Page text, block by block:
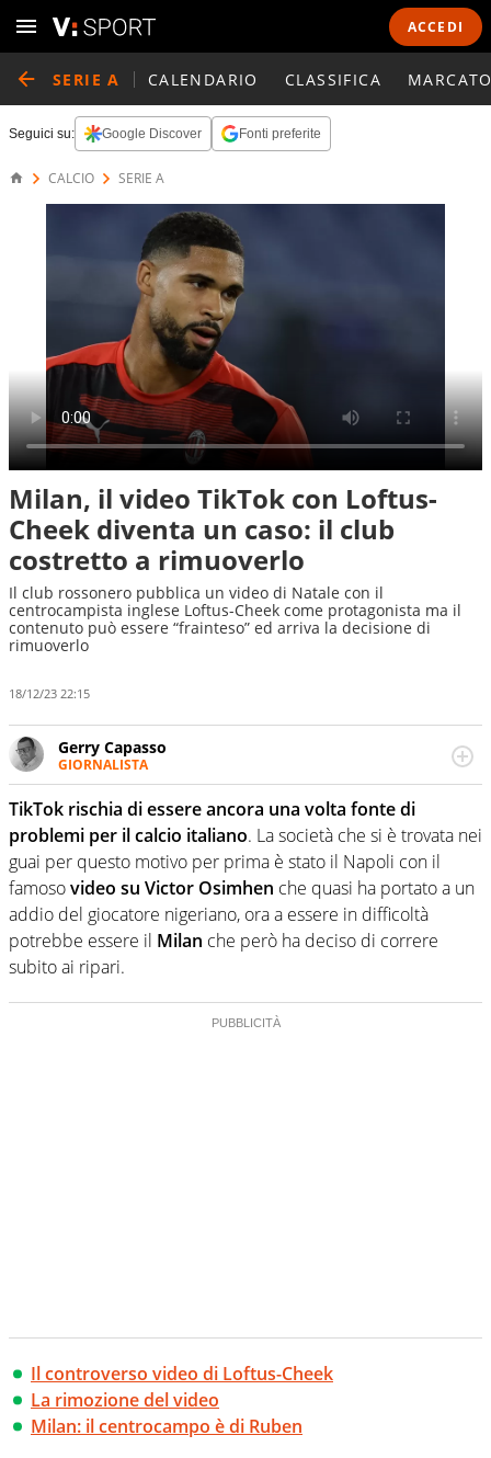
ACCEDI
SERIE A CALENDARIO CLASSIFICA
Seguici su: Google Discover Fonti preferite
CALCIO SERIE A
Milan, il video TikTok con Loftus-
Cheek diventa un caso: il club
costretto a rimuoverlo
Il club rossonero pubblica un video di Natale con il
centrocampista inglese Loftus-Cheek come protagonista ma il
contenuto può essere “frainteso” ed arriva la decisione di
rimuoverlo
18/12/23 22:15
Gerry Capasso
GIORNALISTA
Per lui gli sport americani non hanno segreti: basket,
football, baseball e la capacità innata di trovare la notizia
dove altri non vedono granché
TikTok rischia di essere ancora una volta fonte di
problemi per il calcio italiano. La società che si è trovata nei
guai per questo motivo per prima è stato il Napoli con il
famosovideo su Victor Osimhen che quasi ha portato a un
addio del giocatore nigeriano, ora a essere in difficoltà
potrebbe essere il Milan che però ha deciso di correre
subito ai ripari.
Il controverso video di Loftus-Cheek
La rimozione del video
Milan: il centrocampo è di Ruben